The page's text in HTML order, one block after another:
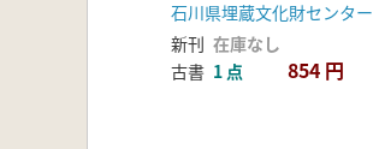
石川県埋蔵文化財センター
新刊 在庫なし
古書 1 点 854 円